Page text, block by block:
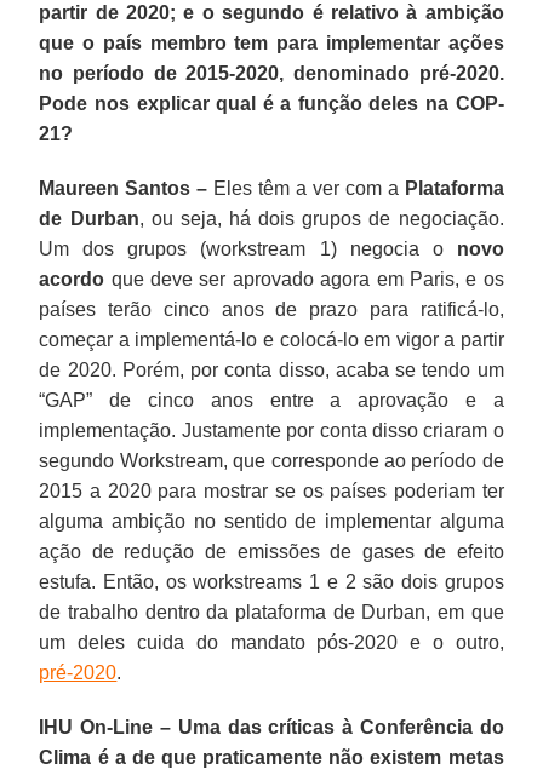
partir de 2020; e o segundo é relativo à ambição
que o país membro tem para implementar ações
no período de 2015-2020, denominado pré-2020.
Pode nos explicar qual é a função deles na COP-
21?
Maureen Santos – Eles têm a ver com a Plataforma
de Durban, ou seja, há dois grupos de negociação.
Um dos grupos (workstream 1) negocia onovo
acordo que deve ser aprovado agora em Paris, e os
países terão cinco anos de prazo para ratificá-lo,
começar a implementá-lo e colocá-lo em vigor a partir
de 2020. Porém, por conta disso, acaba se tendo um
“GAP” de cinco anos entre a aprovação e a
implementação. Justamente por conta disso criaram o
segundo Workstream, que corresponde ao período de
2015 a 2020 para mostrar se os países poderiam ter
alguma ambição no sentido de implementar alguma
ação de redução de emissões de gases de efeito
estufa. Então, os workstreams 1 e 2 são dois grupos
de trabalho dentro da plataforma de Durban, em que
um deles cuida do mandato pós-2020 e o outro,
pré-2020.
IHU On-Line – Uma das críticas à Conferência do
Clima é a de que praticamente não existem metas